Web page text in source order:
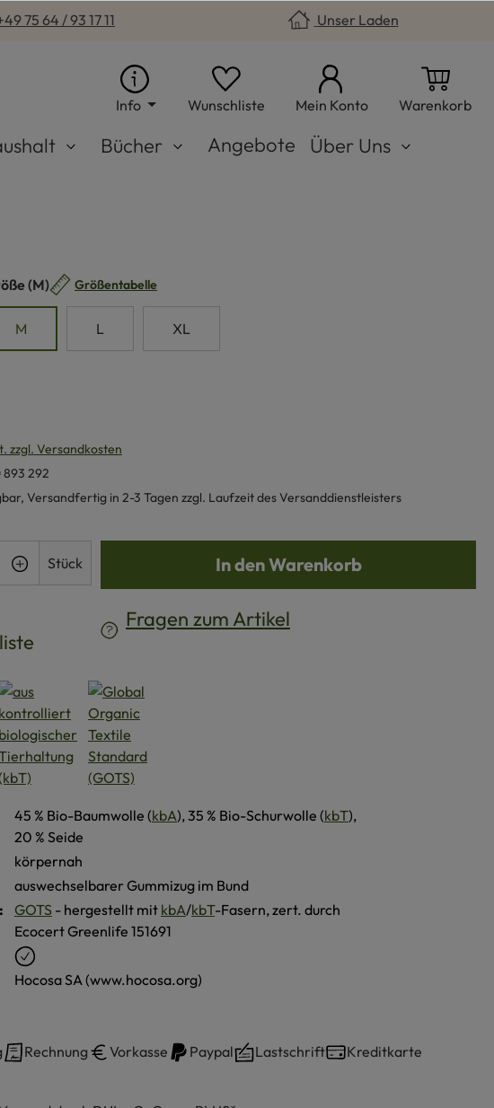
75 64 / 93 17 11 Unser Laden
Info Wunschliste Du hast 0 Produkte auf dem
Mein Konto Warenkorb
Bücher Angebote Über Uns
auswählen
(M) Größentabelle
M L XL
zzgl. Versandkosten
292
Versandfertig in 2-3 Tagen zzgl. Laufzeit des Versanddienstleisters
Gib den gewünschten Wert ein oder
Stück In den Warenkorb
Fragen zum Artikel
45 % Bio-Baumwolle (kbA), 35 % Bio-Schurwolle (kbT),
20 % Seide
körpernah
auswechselbarer Gummizug im Bund
GOTS - hergestellt mit kbA/kbT-Fasern, zert. durch
Ecocert Greenlife 151691
Hocosa SA (www.hocosa.org)
Rechnung Vorkasse Paypal Lastschrift Kreditkarte